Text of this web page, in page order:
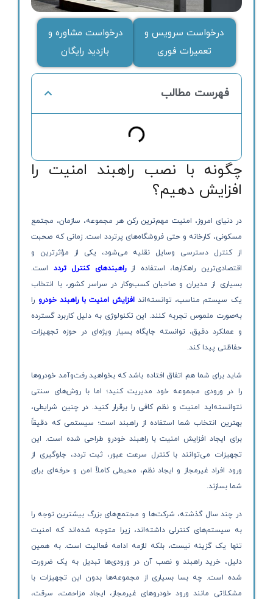
درخواست سرویس و
تعمیرات فوری
درخواست مشاوره و
بازدید رایگان
فهرست مطالب
چگونه با نصب راهبند امنیت را
افزایش دهیم؟
در دنیای امروز، امنیت مهم‌ترین رکن هر مجموعه، سازمان، مجتمع
مسکونی، کارخانه و حتی فروشگاه‌های پرتردد است. زمانی که صحبت
از کنترل دسترسی وسایل نقلیه می‌شود، یکی از مؤثرترین و
اقتصادی‌ترین راهکارها، استفاده ازراهبندهای کنترل تردد است.
بسیاری از مدیران و صاحبان کسب‌وکار در سراسر کشور، با انتخاب
یک سیستم مناسب، توانسته‌اند افزایش امنیت با راهبند خودرو را
به‌صورت ملموس تجربه کنند. این تکنولوژی به دلیل کاربرد گسترده
و عملکرد دقیق، توانسته جایگاه بسیار ویژه‌ای در حوزه تجهیزات
حفاظتی پیدا کند.
شاید برای شما هم اتفاق افتاده باشد که بخواهید رفت‌وآمد خودروها
را در ورودی مجموعه خود مدیریت کنید؛ اما با روش‌های سنتی
نتوانسته‌اید امنیت و نظم کافی را برقرار کنید. در چنین شرایطی،
بهترین انتخاب شما استفاده از راهبند است؛ سیستمی که دقیقاً
برای ایجاد افزایش امنیت با راهبند خودرو طراحی شده است. این
تجهیزات می‌توانند با کنترل سرعت عبور، ثبت تردد، جلوگیری از
ورود افراد غیرمجاز و ایجاد نظم، محیطی کاملاً امن و حرفه‌ای برای
شما بسازند.
در چند سال گذشته، شرکت‌ها و مجتمع‌های بزرگ بیشترین توجه را
به سیستم‌های کنترلی داشته‌اند، زیرا متوجه شده‌اند که امنیت
تنها یک گزینه نیست، بلکه لازمه ادامه فعالیت است. به همین
دلیل، خرید راهبند و نصب آن در ورودی‌ها تبدیل به یک ضرورت
شده است. چه بسا بسیاری از مجموعه‌ها بدون این تجهیزات با
مشکلاتی مانند ورود خودروهای غیرمجاز، ایجاد مزاحمت، سرقت،